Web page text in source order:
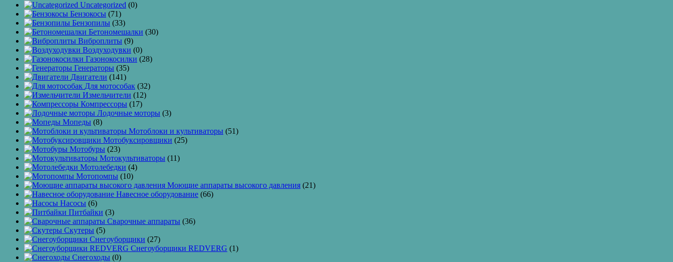
Uncategorized (0)
Бензокосы (71)
Бензопилы (33)
Бетономешалки (30)
Виброплиты (9)
Воздуходувки (0)
Газонокосилки (28)
Генераторы (35)
Двигатели (141)
Для мотособак (32)
Измельчители (12)
Компрессоры (17)
Лодочные моторы (3)
Мопеды (8)
Мотоблоки и культиваторы (51)
Мотобуксировщики (25)
Мотобуры (23)
Мотокультиваторы (11)
Мотолебедки (4)
Мотопомпы (10)
Моющие аппараты высокого давления (21)
Навесное оборудование (66)
Насосы (6)
Питбайки (3)
Сварочные аппараты (36)
Скутеры (5)
Снегоуборщики (27)
Снегоуборщики REDVERG (1)
Снегоходы (0)